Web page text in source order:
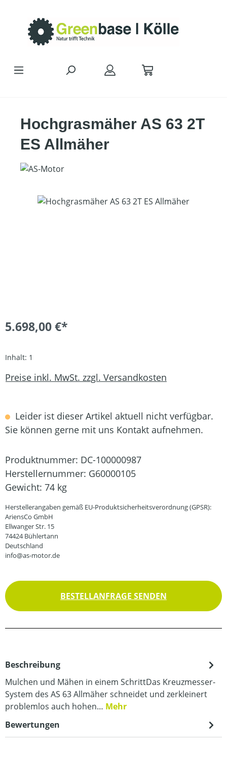
Hochgrasmäher AS 63 2T
ES Allmäher
Bildergalerie überspringen
5.698,00 €*
Inhalt: 1
Preise inkl. MwSt. zzgl. Versandkosten
Leider ist dieser Artikel aktuell nicht verfügbar.
Sie können gerne mit uns Kontakt aufnehmen.
Produktnummer: DC-100000987
Herstellernummer: G60000105
Gewicht: 74 kg
Herstellerangaben gemäß EU-Produktsicherheitsverordnung (GPSR):
AriensCo GmbH
Ellwanger Str. 15
74424 Bühlertann
Deutschland
info@as-motor.de
BESTELLANFRAGE SENDEN
Beschreibung
Mulchen und Mähen in einem SchrittDas Kreuzmesser-
System des AS 63 Allmäher schneidet und zerkleinert
problemlos auch hohen… Mehr
Bewertungen